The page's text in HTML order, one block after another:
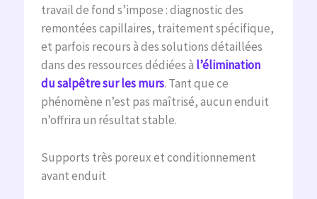
travail de fond s’impose : diagnostic des
remontées capillaires, traitement spécifique,
et parfois recours à des solutions détaillées
dans des ressources dédiées à l’élimination
du salpêtre sur les murs. Tant que ce
phénomène n’est pas maîtrisé, aucun enduit
n’offrira un résultat stable.
Supports très poreux et conditionnement
avant enduit